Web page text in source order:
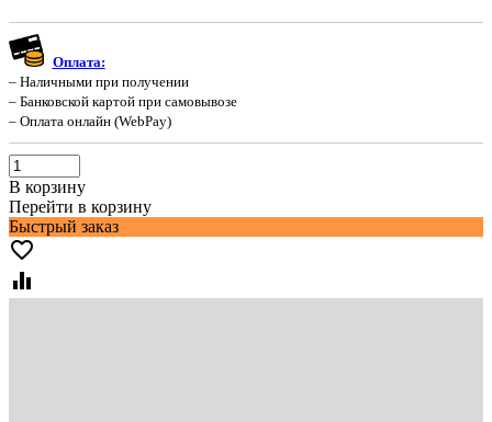
Оплата:
– Наличными при получении
– Банковской картой при самовывозе
– Оплата онлайн (WebPay)
В корзину
Перейти в корзину
Быстрый заказ
favorite_border
equalizer